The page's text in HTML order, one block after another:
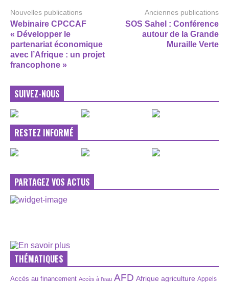
Nouvelles publications
Webinaire CPCCAF
« Développer le
partenariat économique
avec l’Afrique : un projet
francophone »
Anciennes publications
SOS Sahel : Conférence
autour de la Grande
Muraille Verte
SUIVEZ-NOUS
RESTEZ INFORMÉ
PARTAGEZ VOS ACTUS
THÉMATIQUES
Accès au financement Accès à l’eau AFD Afrique agriculture Appels